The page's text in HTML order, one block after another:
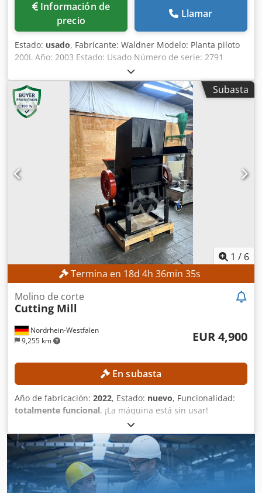
Información de
precio
Llamar
Estado: usado, Fabricante: Waldner Modelo: Planta piloto
200L Año: 2003 Estado: Usado Número de serie: 2791
Dcedpfx Adozruu Rspsk Número de inventario: 3420
Capacidad: 200 litros Velocidad de mezcla: máx. 25 RPM
Presión: -1 – máx. 4 bares Bomba de vacío: SIHI LEMB91 AZ
Temperatura: máx. 150 °C Calentamiento: vapor, doble
pared y serpentín de calefacción Aire comprimido: 6 – 10
bares Potencia: 3 x 400 V, 50 Hz, 4 kW Dimensiones: 2900 x
1300 x 2300 mm Peso: 1200 kg Equipo de cocción
horizontal para cocción a presión, con sistema de vacío y
sistema CIP.
Subasta
1 / 6
Termina en 18d 4h 36min 33s
Nordrhein-Westfalen
9,255 km
Molino de corte
Cutting Mill
EUR 4,900
En subasta
Año de fabricación: 2022, Estado: nuevo, Funcionalidad:
totalmente funcional, ¡La máquina está sin usar!
DETALLES TÉCNICOS Rotor: Rotor abierto Molinillo: 650 mm
× 550 mm DETALLES DE LA MÁQUINA Ámbito de aplicación:
Molienda de, por ejemplo, terrones EQUIPAMIENTO
Sistema de control Las piezas de repuesto se pueden
suministrar con un cargo adicional. Dcedpszr Hzisfx Adpsk